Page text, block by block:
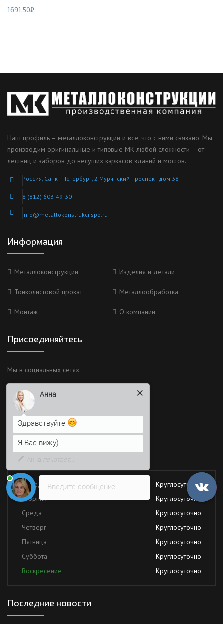
1691,50₽
Наш профиль – металлоконструкции и все, что с ними связано. Мы
производим оригинальные и типовые МК любой сложности – от
лестниц и заборов до несущих каркасов зданий и мостов.
Россия, Санкт-Петербург, 2 Муринский проспект дом 38
8 (812) 603-49-30
info@metallokonstrukciispb.ru
Информация
Металлоконструкции Изделия и детали
Тонколистовой прокат Металлообработка
Монтаж О компании
Присоединяйтесь
Мы в социальных сетях
Время работы
Работаем без обеда и выходных
Понедельник
Круглосуточно
Вторник
Круглосуточно
Среда
Круглосуточно
Четверг
Круглосуточно
Пятница
Круглосуточно
Суббота
Круглосуточно
Воскресение
Круглосуточно
Последние новости
Введите сообщение
Анна
Здравствуйте
Я Вас вижу)
Напишите сюда свой вопрос.
Возможно, его решение будет
быстрее